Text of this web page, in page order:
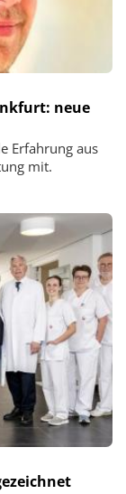
neue
Erfahrung aus
mit.